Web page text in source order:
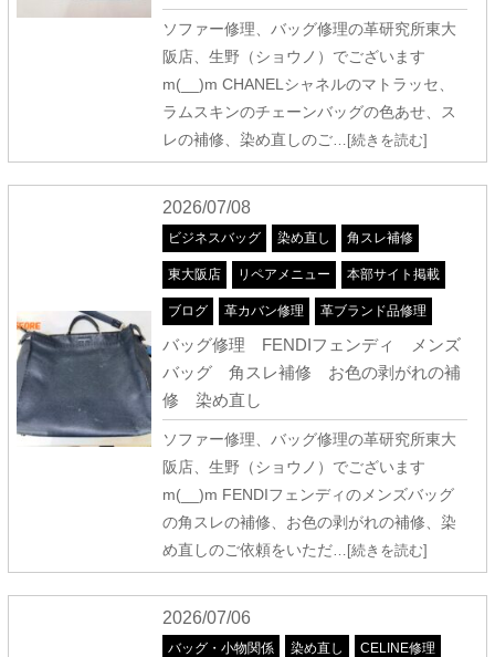
ソファー修理、バッグ修理の革研究所東大
阪店、生野（ショウノ）でございます
m(__)m CHANELシャネルのマトラッセ、
ラムスキンのチェーンバッグの色あせ、ス
レの補修、染め直しのご…[続きを読む]
2026/07/08
ビジネスバッグ 染め直し 角スレ補修
東大阪店 リペアメニュー 本部サイト掲載
ブログ 革カバン修理 革ブランド品修理
バッグ修理 FENDIフェンディ メンズ
バッグ 角スレ補修 お色の剥がれの補
修 染め直し
ソファー修理、バッグ修理の革研究所東大
阪店、生野（ショウノ）でございます
m(__)m FENDIフェンディのメンズバッグ
の角スレの補修、お色の剥がれの補修、染
め直しのご依頼をいただ…[続きを読む]
2026/07/06
バッグ・小物関係 染め直し CELINE修理